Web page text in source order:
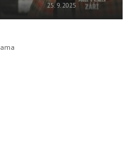
25. 9. 2025